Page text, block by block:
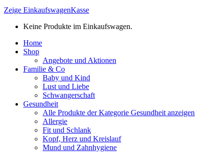
Zeige EinkaufswagenKasse
Keine Produkte im Einkaufswagen.
Home
Shop
Angebote und Aktionen
Familie & Co
Baby und Kind
Lust und Liebe
Schwangerschaft
Gesundheit
Alle Produkte der Kategorie Gesundheit anzeigen
Allergie
Fit und Schlank
Kopf, Herz und Kreislauf
Mund und Zahnhygiene